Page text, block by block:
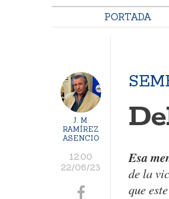
PORTADA
J. M.
RAMÍREZ
ASENCIO
12:00
22/06/23
Esa
de la
que